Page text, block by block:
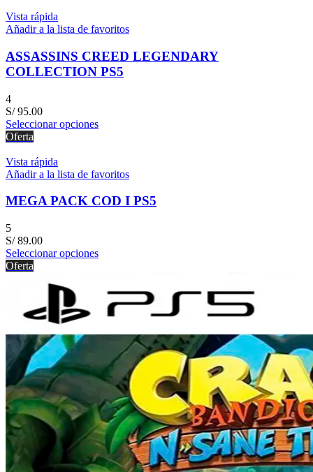
Vista rápida
Añadir a la lista de favoritos
ASSASSINS CREED LEGENDARY
COLLECTION PS5
4
S/95.00
Seleccionar opciones
Oferta
Vista rápida
Añadir a la lista de favoritos
MEGA PACK COD I PS5
5
S/89.00
Seleccionar opciones
Oferta